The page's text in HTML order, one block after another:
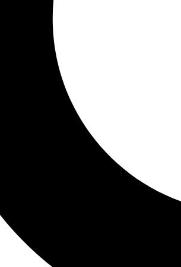
body_font_size=“1″
top_padding=“45px“